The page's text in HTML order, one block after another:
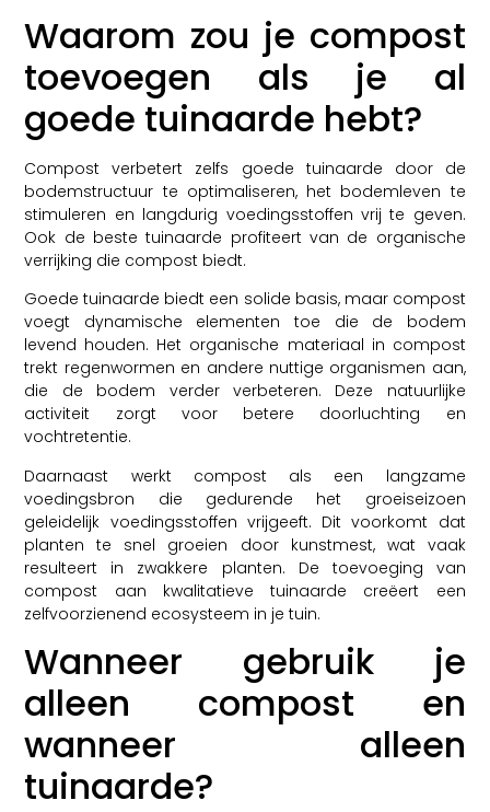
Waarom zou je compost
toevoegen als je al
goede tuinaarde hebt?
Compost verbetert zelfs goede tuinaarde door de
bodemstructuur te optimaliseren, het bodemleven te
stimuleren en langdurig voedingsstoffen vrij te geven.
Ook de beste tuinaarde profiteert van de organische
verrijking die compost biedt.
Goede tuinaarde biedt een solide basis, maar compost
voegt dynamische elementen toe die de bodem
levend houden. Het organische materiaal in compost
trekt regenwormen en andere nuttige organismen aan,
die de bodem verder verbeteren. Deze natuurlijke
activiteit zorgt voor betere doorluchting en
vochtretentie.
Daarnaast werkt compost als een langzame
voedingsbron die gedurende het groeiseizoen
geleidelijk voedingsstoffen vrijgeeft. Dit voorkomt dat
planten te snel groeien door kunstmest, wat vaak
resulteert in zwakkere planten. De toevoeging van
compost aan kwalitatieve tuinaarde creëert een
zelfvoorzienend ecosysteem in je tuin.
Wanneer gebruik je
alleen compost en
wanneer alleen
tuinaarde?